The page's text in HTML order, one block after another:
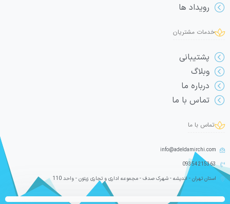
رویداد ها
خدمات مشتریان
پشتیبانی
وبلاگ
درباره ما
تماس با ما
تماس با ما
info@adeldamirchi.com
09354215363
استان تهران - اندیشه - شهرک صدف - مجموعه اداری و تجاری زیتون - واحد 110